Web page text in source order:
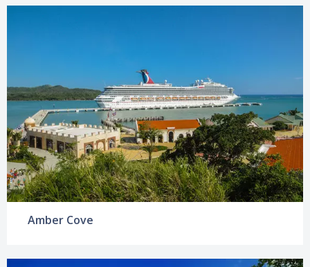
Amber Cove